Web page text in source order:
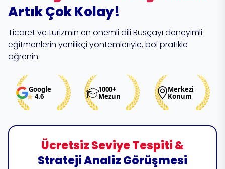
Artık Çok Kolay!
Ticaret ve turizmin en önemli dili Rusçayı deneyimli
eğitmenlerin yenilikçi yöntemleriyle, bol pratikle
öğrenin.
Google
4.6
1000+
Mezun
Merkezi
Konum
Ücretsiz Seviye Tespiti &
Strateji Analiz Görüşmesi